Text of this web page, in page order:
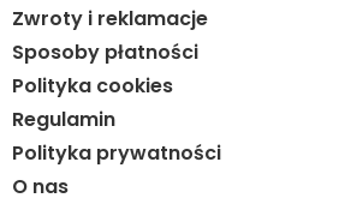
Zwroty i reklamacje
Sposoby płatności
Polityka cookies
Regulamin
Polityka prywatności
O nas